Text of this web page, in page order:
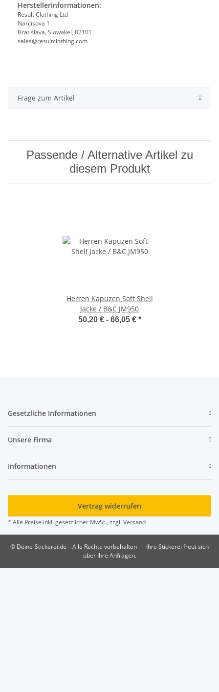
Herstellerinformationen:
Result Clothing Ltd
Narcisova 1
Bratislava, Slowakei, 82101
sales@resultclothing.com
Frage zum Artikel
Passende / Alternative Artikel zu
diesem Produkt
Herren Kapuzen Soft Shell
Jacke / B&C JM950
50,20 € - 66,05 € *
Gesetzliche Informationen
Unsere Firma
Informationen
Vertrag widerrufen
* Alle Preise inkl. gesetzlicher MwSt., zzgl.Versand
© Deine-Stickerei.de – Alle Rechte vorbehalten
Ihre Stickerei freut sich
über Ihre Anfragen.